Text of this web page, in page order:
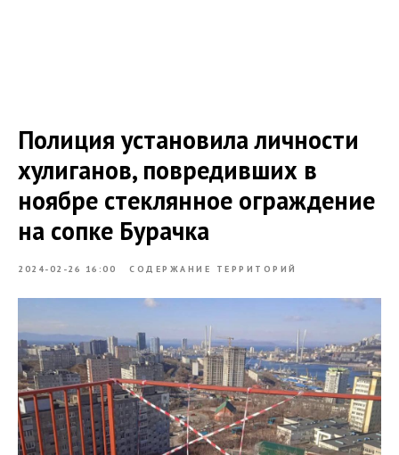
Полиция установила личности
хулиганов, повредивших в
ноябре стеклянное ограждение
на сопке Бурачка
2024-02-26 16:00 СОДЕРЖАНИЕ ТЕРРИТОРИЙ